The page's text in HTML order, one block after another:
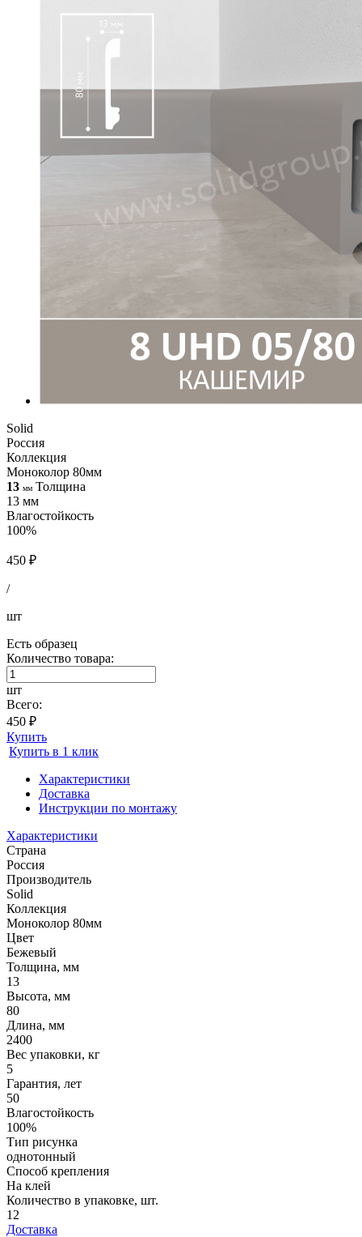
Solid
Россия
Коллекция
Моноколор 80мм
13 мм Толщина
13 мм
Влагостойкость
100%
450 ₽
/
шт
Есть образец
Количество товара:
шт
Всего:
450 ₽
Купить
Купить в 1 клик
Характеристики
Доставка
Инструкции по монтажу
Характеристики
Страна
Россия
Производитель
Solid
Коллекция
Моноколор 80мм
Цвет
Бежевый
Толщина, мм
13
Высота, мм
80
Длина, мм
2400
Вес упаковки, кг
5
Гарантия, лет
50
Влагостойкость
100%
Тип рисунка
однотонный
Способ крепления
На клей
Количество в упаковке, шт.
12
Доставка